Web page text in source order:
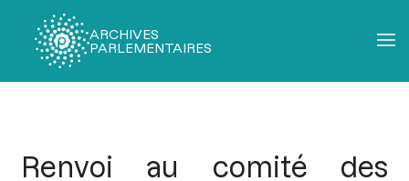
ARCHIVES
PARLEMENTAIRES
Renvoi au comité des